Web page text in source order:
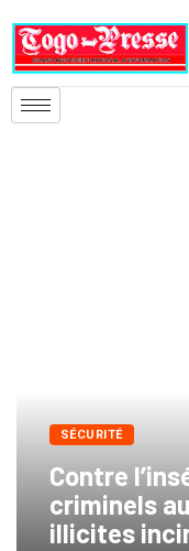
SÉCURITÉ
Contre
criminels
illicites